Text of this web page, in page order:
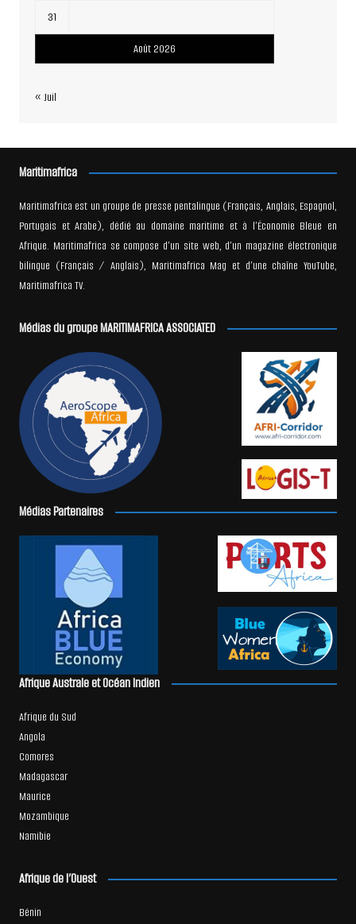
Août 2026
31
« Juil
Maritimafrica
Maritimafrica est un groupe de presse pentalingue (Français, Anglais, Espagnol,
Portugais et Arabe), dédié au domaine maritime et à l’Économie Bleue en
Afrique. Maritimafrica se compose d’un site web, d’un magazine électronique
bilingue (Français / Anglais), Maritimafrica Mag et d’une chaîne YouTube,
Maritimafrica TV.
Médias du groupe MARITIMAFRICA ASSOCIATED
Médias Partenaires
Afrique Australe et Océan Indien
Afrique du Sud
Angola
Comores
Madagascar
Maurice
Mozambique
Namibie
Afrique de l’Ouest
Bénin